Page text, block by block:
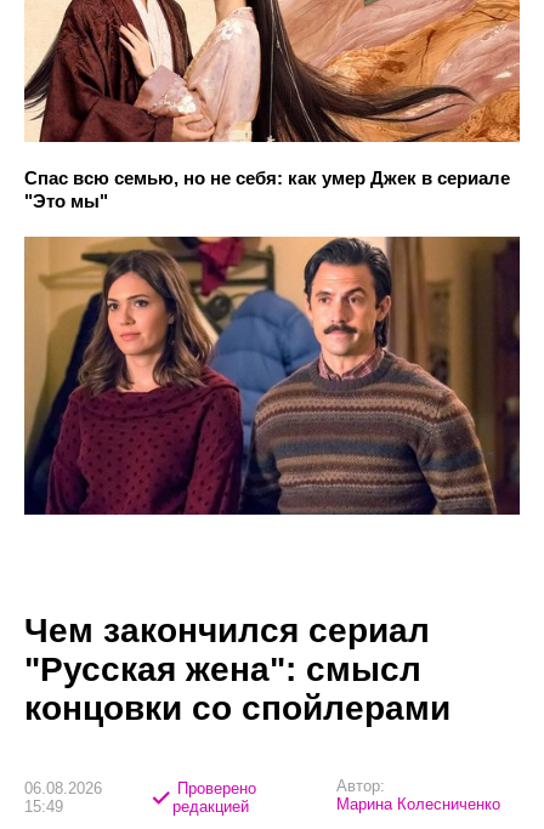
Спас всю семью, но не себя: как умер Джек в сериале
"Это мы"
Чем закончился сериал
"Русская жена": смысл
концовки со спойлерами
06.08.2026
15:49
Проверено
редакцией
Автор:
Марина Колесниченко